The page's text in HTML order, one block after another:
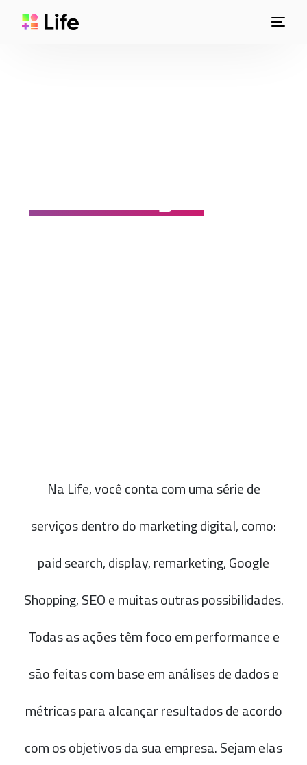
Na Life, você conta com uma série de
serviços dentro do marketing digital, como:
paid search, display, remarketing, Google
Shopping, SEO e muitas outras possibilidades.
Todas as ações têm foco em performance e
são feitas com base em análises de dados e
métricas para alcançar resultados de acordo
com os objetivos da sua empresa. Sejam elas